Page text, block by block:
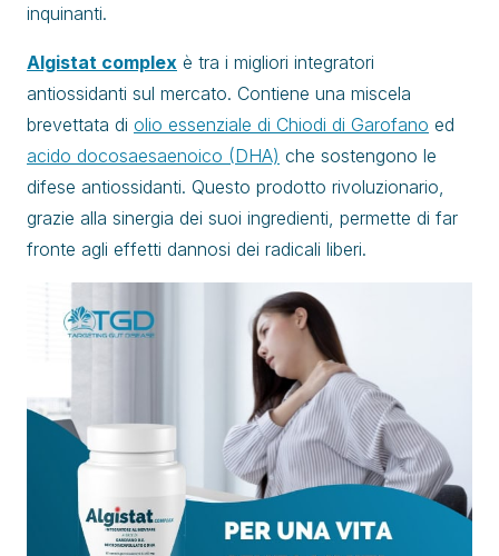
inquinanti.
Algistat complex è tra i migliori integratori
antiossidanti sul mercato. Contiene una miscela
brevettata di olio essenziale di Chiodi di Garofano ed
acido docosaesaenoico (DHA) che sostengono le
difese antiossidanti. Questo prodotto rivoluzionario,
grazie alla sinergia dei suoi ingredienti, permette di far
fronte agli effetti dannosi dei radicali liberi.